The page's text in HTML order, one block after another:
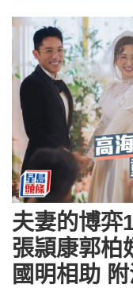
夫妻的博弈
張頴康郭柏
國明相助